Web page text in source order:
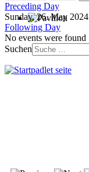
Preceding Day
Sunday, 26. May 2024
Following Day
No events were found
Suchen